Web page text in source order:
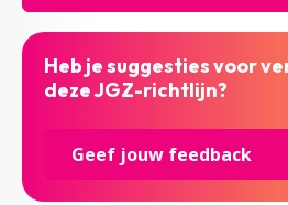
Heb je suggesties voor
deze JGZ-richtlijn?
Geef jouw feedback